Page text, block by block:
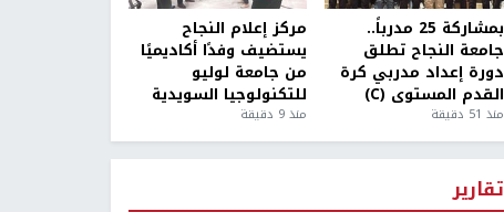
بمشاركة 25 مدرباً..
جامعة النجاح تطلق
دورة إعداد مدربي كرة
القدم المستوى (C)
منذ 51 دقيقة
مركز إعلام النجاح
يستضيف وفدًا أكاديميًا
من جامعة لوليو
للتكنولوجيا السويدية
منذ 9 دقيقة
تقارير